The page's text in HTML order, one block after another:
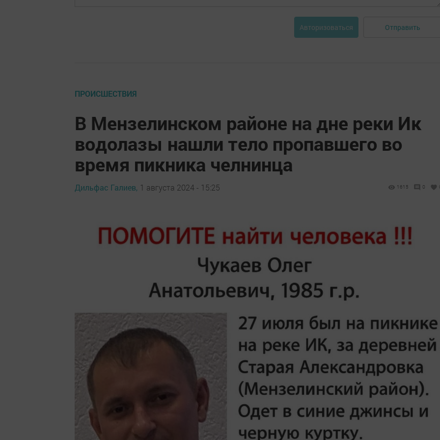
Авторизоваться Отправить
ПРОИСШЕСТВИЯ
В Мензелинском районе на дне реки Ик
водолазы нашли тело пропавшего во
время пикника челнинца
Дильфас Галиев, 1 августа 2024 - 15:25 1615 0